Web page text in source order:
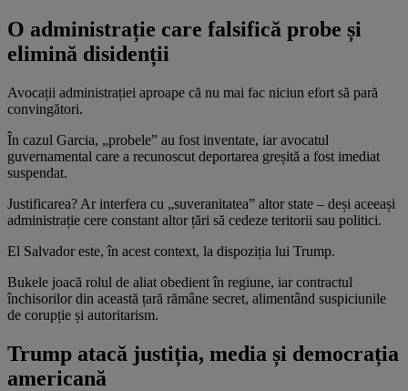
O administrație care falsifică probe și
elimină disidenții
Avocații administrației aproape că nu mai fac niciun efort să pară
convingători.
În cazul Garcia, „probele” au fost inventate, iar avocatul
guvernamental care a recunoscut deportarea greșită a fost imediat
suspendat.
Justificarea? Ar interfera cu „suveranitatea” altor state – deși aceeași
administrație cere constant altor țări să cedeze teritorii sau politici.
El Salvador este, în acest context, la dispoziția lui Trump.
Bukele joacă rolul de aliat obedient în regiune, iar contractul
închisorilor din această țară rămâne secret, alimentând suspiciunile
de corupție și autoritarism.
Trump atacă justiția, media și democrația
americană